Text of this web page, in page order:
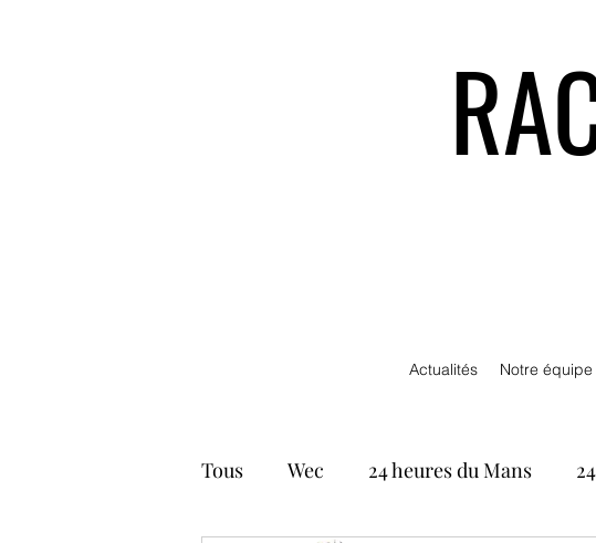
Actualités Notre
Tous Wec 24 heures du Mans